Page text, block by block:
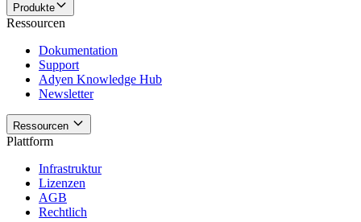
Produkte
Ressourcen
Dokumentation
Support
Adyen Knowledge Hub
Newsletter
Ressourcen
Plattform
Infrastruktur
Lizenzen
AGB
Rechtlich